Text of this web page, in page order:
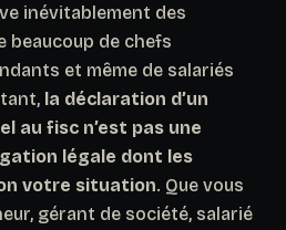
inévitablement des
beaucoup de chefs
et même de salariés
la déclaration d’un
au fisc n’est pas une
légale dont les
votre situation. Que vous
gérant de société, salarié